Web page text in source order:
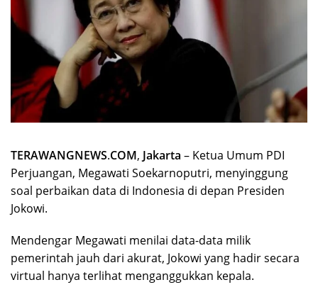
TERAWANGNEWS.COM, Jakarta – Ketua Umum PDI
Perjuangan, Megawati Soekarnoputri, menyinggung
soal perbaikan data di Indonesia di depan Presiden
Jokowi.
Mendengar Megawati menilai data-data milik
pemerintah jauh dari akurat, Jokowi yang hadir secara
virtual hanya terlihat menganggukkan kepala.